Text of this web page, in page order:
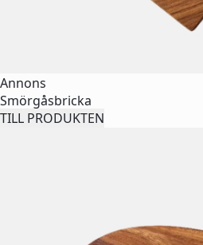
Annons
Smörgåsbricka
TILL PRODUKTEN